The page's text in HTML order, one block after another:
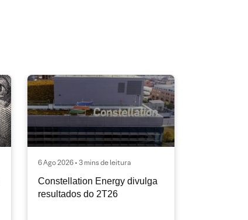
6 Ago 2026 • 3 mins de leitura
Constellation Energy divulga
resultados do 2T26